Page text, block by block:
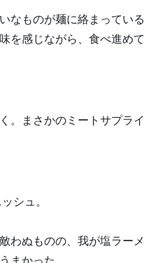
なものが麺に絡まっている
を感じながら、食べ進めて
。まさかのミートサプライ
シュ。
わぬものの、我が塩ラーメ